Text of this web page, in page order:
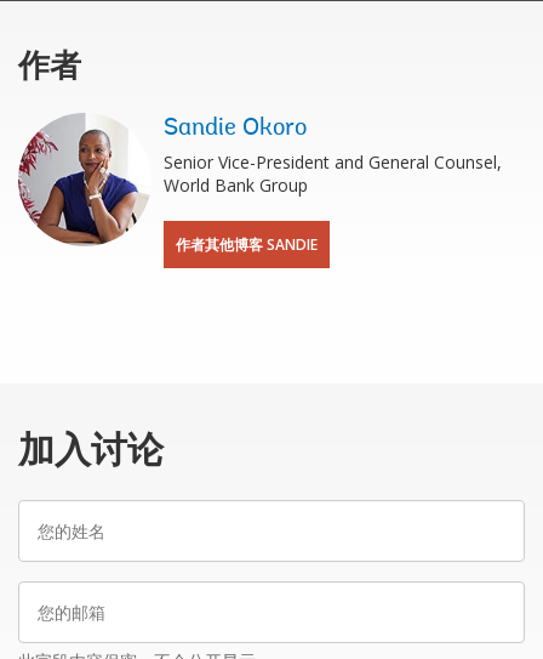
作者
Sandie Okoro
Senior Vice-President and General Counsel,
World Bank Group
作者其他博客 SANDIE
加入讨论
您
您